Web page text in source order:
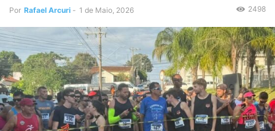
Por Rafael Arcuri - 1 de Maio, 2026 2498